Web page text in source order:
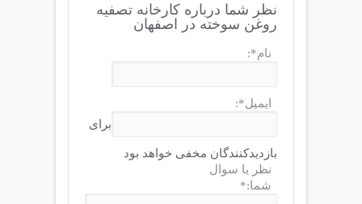
نظر شما درباره کارخانه تصفیه
روغن سوخته در اصفهان
نام*:
ایمیل*:
برای
بازدیدکنندگان مخفی خواهد بود
نظر یا سوال
شما:*